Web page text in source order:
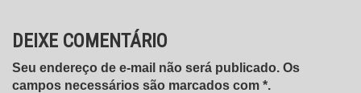
DEIXE COMENTÁRIO
Seu endereço de e-mail não será publicado. Os
campos necessários são marcados com *.